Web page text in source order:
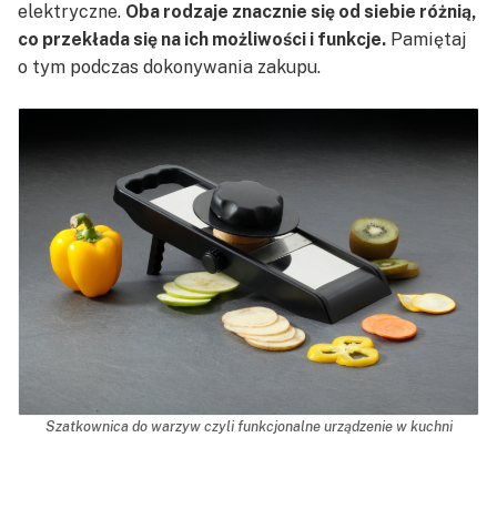
elektryczne. Oba rodzaje znacznie się od siebie różnią,
co przekłada się na ich możliwości i funkcje. Pamiętaj
o tym podczas dokonywania zakupu.
Szatkownica do warzyw czyli funkcjonalne urządzenie w kuchni